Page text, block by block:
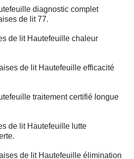
diagnostic complet
de lit 77.
de lit Hautefeuille chaleur
de lit Hautefeuille efficacité
traitement certifié longue
de lit Hautefeuille lutte
de lit Hautefeuille élimination